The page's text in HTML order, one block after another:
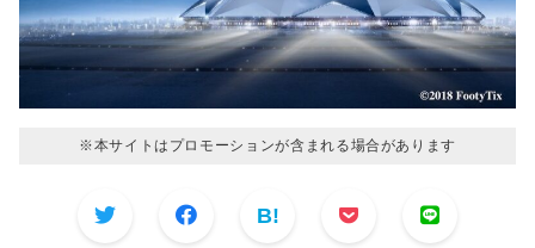
※本サイトはプロモーションが含まれる場合があります